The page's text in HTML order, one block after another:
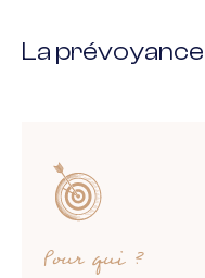
La prévoyance
Pour qui ?